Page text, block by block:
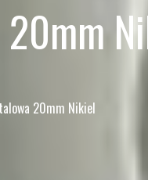
20mm Nikiel